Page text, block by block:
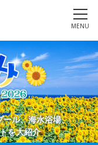
MENU
ール、海水浴場、
を大紹介